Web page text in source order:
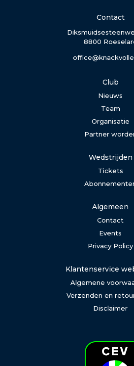
Contact
8800
Club
Nieuws
Team
Organisatie
Partner
Wedstrijden
Tickets
Algemeen
Contact
Events
Privacy Policy
Klantenservice
Algemene
Verzenden en
Disclaimer